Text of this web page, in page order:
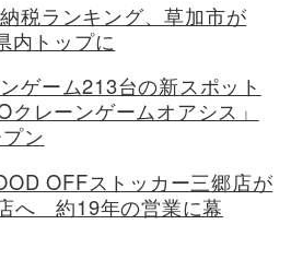
税ランキング、草加市が
内トップに
ゲーム213台の新スポット
クレーンゲームオアシス」
ン
OFFストッカー三郷店が
へ 約19年の営業に幕